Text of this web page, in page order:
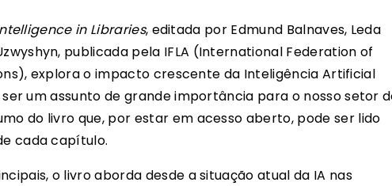
in Libraries, editada por Edmund Balnaves, Leda
publicada pela IFLA (International Federation of
explora o impacto crescente da Inteligência Artificial
um assunto de grande importância para o nosso setor
do livro que, por estar em acesso aberto, pode ser lido
cada capítulo.
o livro aborda desde a situação atual da IA nas